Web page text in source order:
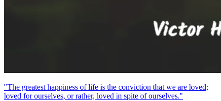
"The greatest happiness of life is the conviction that we are loved;
loved for ourselves, or rather, loved in spite of ourselves."